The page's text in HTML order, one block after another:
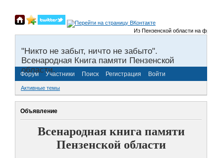
Из Пензенской области на
"Никто не забыт, ничто не забыто".
Всенародная Книга памяти Пензенской
области.
Форум Участники Поиск Регистрация Войти
Активные темы
Объявление
Всенародная книга памяти
Пензенской области